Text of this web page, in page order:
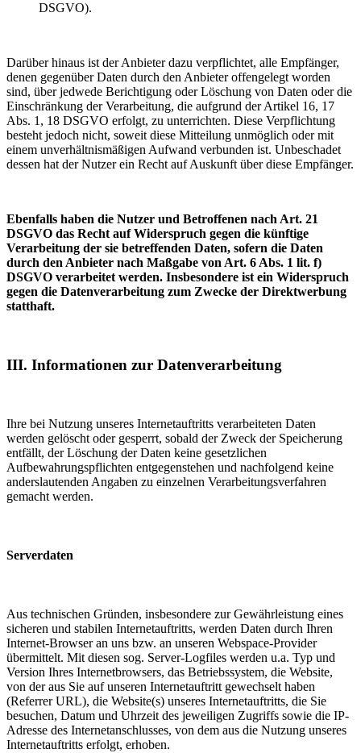
DSGVO).
Darüber hinaus ist der Anbieter dazu verpflichtet, alle Empfänger,
denen gegenüber Daten durch den Anbieter offengelegt worden
sind, über jedwede Berichtigung oder Löschung von Daten oder die
Einschränkung der Verarbeitung, die aufgrund der Artikel 16, 17
Abs. 1, 18 DSGVO erfolgt, zu unterrichten. Diese Verpflichtung
besteht jedoch nicht, soweit diese Mitteilung unmöglich oder mit
einem unverhältnismäßigen Aufwand verbunden ist. Unbeschadet
dessen hat der Nutzer ein Recht auf Auskunft über diese Empfänger.
Ebenfalls haben die Nutzer und Betroffenen nach Art. 21
DSGVO das Recht auf Widerspruch gegen die künftige
Verarbeitung der sie betreffenden Daten, sofern die Daten
durch den Anbieter nach Maßgabe von Art. 6 Abs. 1 lit. f)
DSGVO verarbeitet werden. Insbesondere ist ein Widerspruch
gegen die Datenverarbeitung zum Zwecke der Direktwerbung
statthaft.
III. Informationen zur Datenverarbeitung
Ihre bei Nutzung unseres Internetauftritts verarbeiteten Daten
werden gelöscht oder gesperrt, sobald der Zweck der Speicherung
entfällt, der Löschung der Daten keine gesetzlichen
Aufbewahrungspflichten entgegenstehen und nachfolgend keine
anderslautenden Angaben zu einzelnen Verarbeitungsverfahren
gemacht werden.
Serverdaten
Aus technischen Gründen, insbesondere zur Gewährleistung eines
sicheren und stabilen Internetauftritts, werden Daten durch Ihren
Internet-Browser an uns bzw. an unseren Webspace-Provider
übermittelt. Mit diesen sog. Server-Logfiles werden u.a. Typ und
Version Ihres Internetbrowsers, das Betriebssystem, die Website,
von der aus Sie auf unseren Internetauftritt gewechselt haben
(Referrer URL), die Website(s) unseres Internetauftritts, die Sie
besuchen, Datum und Uhrzeit des jeweiligen Zugriffs sowie die IP-
Adresse des Internetanschlusses, von dem aus die Nutzung unseres
Internetauftritts erfolgt, erhoben.